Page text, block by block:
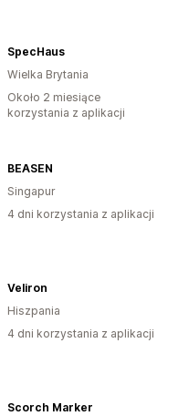
SpecHaus
Wielka Brytania
Około 2 miesiące
korzystania z aplikacji
BEASEN
Singapur
4 dni korzystania z aplikacji
Veliron
Hiszpania
4 dni korzystania z aplikacji
Scorch Marker